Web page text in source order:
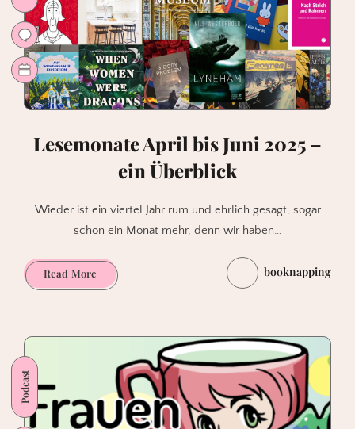
Lesemonate April bis Juni 2025 –
ein Überblick
Wieder ist ein viertel Jahr rum und ehrlich gesagt, sogar
schon ein Monat mehr, denn wir haben…
Read MoreLesemonate
April
Überblick
booknapping
Podcast